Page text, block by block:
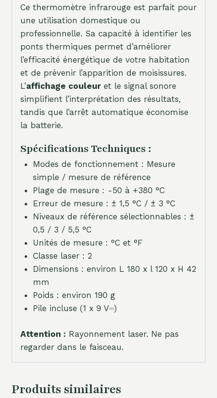
Ce thermomètre infrarouge est parfait pour
une utilisation domestique ou
professionnelle. Sa capacité à identifier les
ponts thermiques permet d’améliorer
l’efficacité énergétique de votre habitation
et de prévenir l’apparition de moisissures.
L’affichage couleuret le signal sonore
simplifient l’interprétation des résultats,
tandis que l’arrêt automatique économise
la batterie.
Spécifications Techniques :
Modes de fonctionnement : Mesure
simple / mesure de référence
Plage de mesure : -50 à +380 °C
Erreur de mesure : ± 1,5 °C / ± 3 °C
Niveaux de référence sélectionnables : ±
0,5 / 3 / 5,5 °C
Unités de mesure : °C et °F
Classe laser : 2
Dimensions : environ L 180 x l 120 x H 42
mm
Poids : environ 190 g
Pile incluse (1 x 9 V⎓)
Attention : Rayonnement laser. Ne pas
regarder dans le faisceau.
Produits similaires